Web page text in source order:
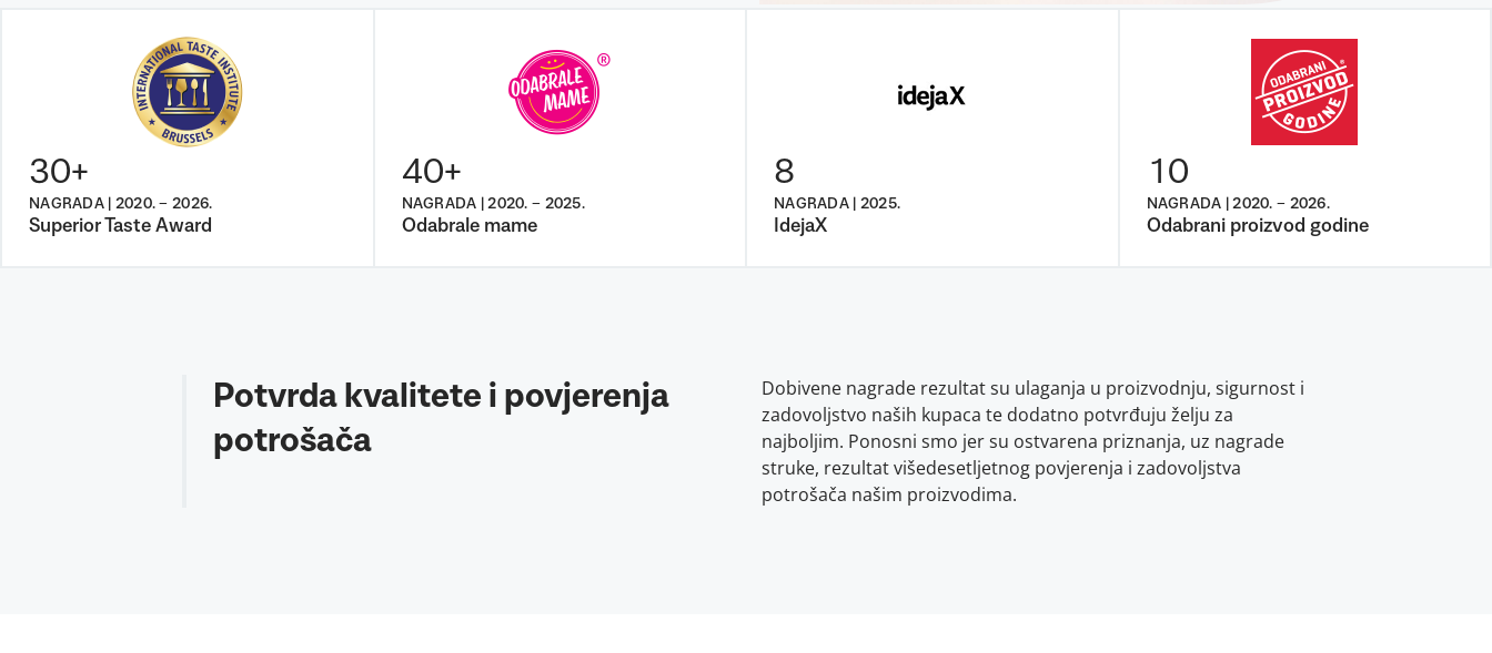
30+
NAGRADA | 2020. – 2026.
Superior Taste Award
40+
NAGRADA | 2020. – 2025.
Odabrale mame
8
NAGRADA | 2025.
IdejaX
10
NAGRADA | 2020. – 2026.
Odabrani proizvod godine
Potvrda kvalitete i povjerenja
potrošača
Dobivene nagrade rezultat su ulaganja u proizvodnju, sigurnost i
zadovoljstvo naših kupaca te dodatno potvrđuju želju za
najboljim. Ponosni smo jer su ostvarena priznanja, uz nagrade
struke, rezultat višedesetljetnog povjerenja i zadovoljstva
potrošača našim proizvodima.